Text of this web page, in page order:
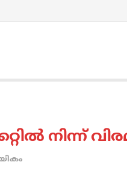
നിന്ന്